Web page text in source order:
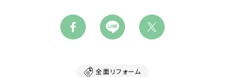
全面リフォーム